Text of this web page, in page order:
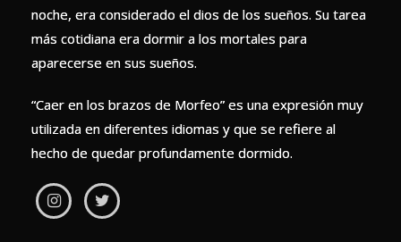
noche, era considerado el dios de los sueños. Su tarea
más cotidiana era dormir a los mortales para
aparecerse en sus sueños.
“Caer en los brazos de Morfeo” es una expresión muy
utilizada en diferentes idiomas y que se refiere al
hecho de quedar profundamente dormido.